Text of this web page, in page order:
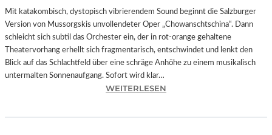
Mit katakombisch, dystopisch vibrierendem Sound beginnt die Salzburger
Version von Mussorgskis unvollendeter Oper „Chowanschtschina“. Dann
schleicht sich subtil das Orchester ein, der in rot-orange gehaltene
Theatervorhang erhellt sich fragmentarisch, entschwindet und lenkt den
Blick auf das Schlachtfeld über eine schräge Anhöhe zu einem musikalisch
untermalten Sonnenaufgang. Sofort wird klar…
WEITERLESEN